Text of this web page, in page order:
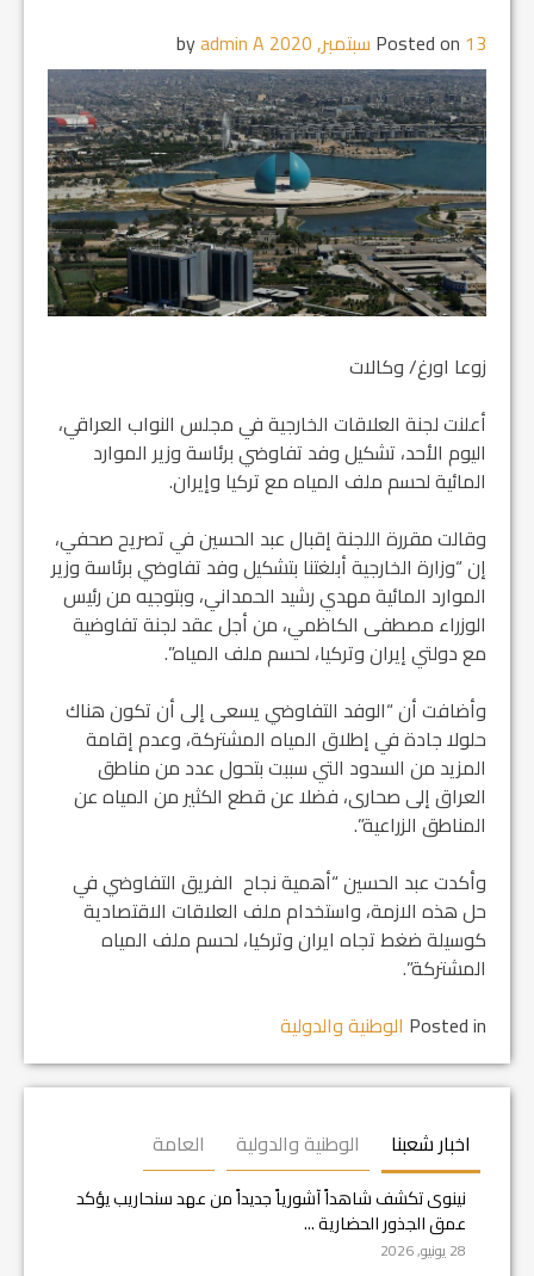
Posted on 13 سبتمبر, 2020 admin A
زوعا اورغ/ وكالات
أعلنت لجنة العلاقات الخارجية في مجلس النواب العراقي،
اليوم الأحد، تشكيل وفد تفاوضي برئاسة وزير الموارد
المائية لحسم ملف المياه مع تركيا وإيران.
وقالت مقررة اللجنة إقبال عبد الحسين في تصريح صحفي،
إن “وزارة الخارجية أبلغتنا بتشكيل وفد تفاوضي برئاسة وزير
الموارد المائية مهدي رشيد الحمداني، وبتوجيه من رئيس
الوزراء مصطفى الكاظمي، من أجل عقد لجنة تفاوضية
مع دولتي إيران وتركيا، لحسم ملف المياه”.
وأضافت أن “الوفد التفاوضي يسعى إلى أن تكون هناك
حلولا جادة في إطلاق المياه المشتركة، وعدم إقامة
المزيد من السدود التي سببت بتحول عدد من مناطق
العراق إلى صحارى، فضلا عن قطع الكثير من المياه عن
المناطق الزراعية”.
وأكدت عبد الحسين “أهمية نجاح الفريق التفاوضي في
حل هذه الازمة، واستخدام ملف العلاقات الاقتصادية
كوسيلة ضغط تجاه ايران وتركيا، لحسم ملف المياه
المشتركة”.
Posted in الوطنية والدولية
اخبار شعبنا الوطنية والدولية العامة
نينوى تكشف شاهداً آشورياً جديداً من عهد سنحاريب يؤكد
عمق الجذور الحضارية ...
28 يونيو, 2026